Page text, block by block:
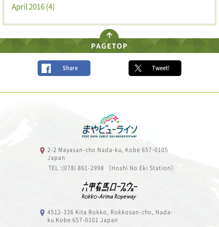
April 2016 (4)
Share Tweet!
2-2 Mayasan-cho Nada-ku, Kobe 657-0105
Japan
TEL :(078) 861-2998 （Hoshi No Eki Station）
4512-336 Kita Rokko, Rokkosan-cho, Nada-
ku Kobe 657-0101 Japan